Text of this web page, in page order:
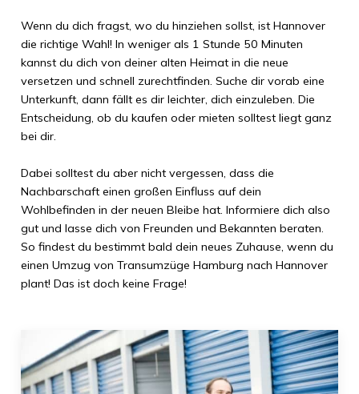
Wenn du dich fragst, wo du hinziehen sollst, ist Hannover
die richtige Wahl! In weniger als 1 Stunde 50 Minuten
kannst du dich von deiner alten Heimat in die neue
versetzen und schnell zurechtfinden. Suche dir vorab eine
Unterkunft, dann fällt es dir leichter, dich einzuleben. Die
Entscheidung, ob du kaufen oder mieten solltest liegt ganz
bei dir.
Dabei solltest du aber nicht vergessen, dass die
Nachbarschaft einen großen Einfluss auf dein
Wohlbefinden in der neuen Bleibe hat. Informiere dich also
gut und lasse dich von Freunden und Bekannten beraten.
So findest du bestimmt bald dein neues Zuhause, wenn du
einen Umzug von Transumzüge Hamburg nach Hannover
plant! Das ist doch keine Frage!